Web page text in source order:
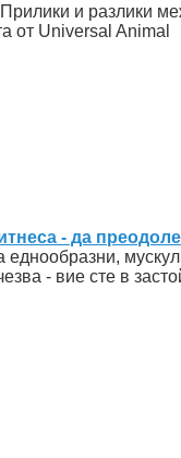
Прилики и разлики
от Universal Animal
- да
еднообразни,
- вие сте в